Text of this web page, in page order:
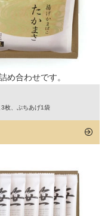
め合わせです。
枚、ぷちあげ1袋